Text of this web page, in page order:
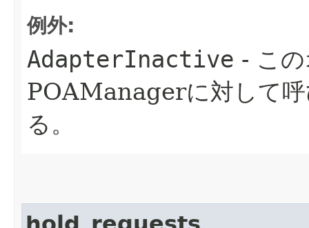
例外:
AdapterInactive - こ
POAManagerに対して
る。